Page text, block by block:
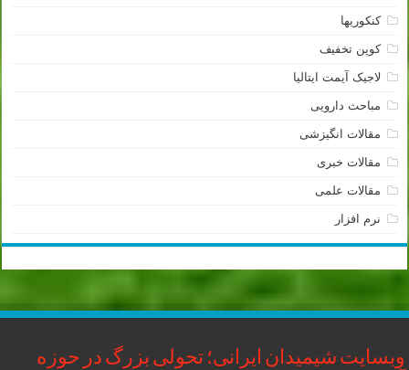
کنکوریها
کوپن تخفیف
لاجیک آیمت ایتالیا
مباحث دارویی
مقالات انگیزشی
مقالات خبری
مقالات علمی
نرم افزار
وبسایت شیمیدان ایرانی؛ تحولی بزرگ در حوزه